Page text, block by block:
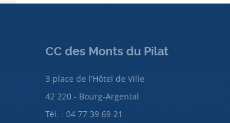
CC des Monts du Pilat
3 place de l'Hôtel de Ville
42 220 - Bourg-Argental
Tél. : 04 77 39 69 21